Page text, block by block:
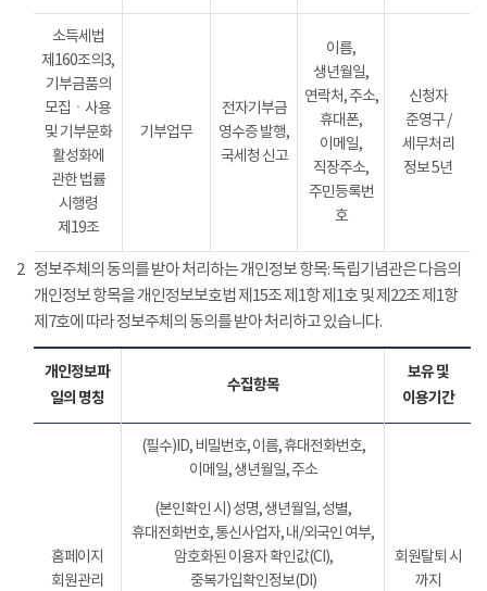
소득세법
제160조의3,
기부금품의
모집ㆍ사용
및 기부문화
활성화에
관한 법률
시행령
제19조
기부업무
전자기부금
영수증 발행,
국세청 신고
이름,
생년월일,
연락처, 주소,
휴대폰,
이메일,
직장주소,
주민등록번
호
신청자
준영구 /
세무처리
정보 5년
2 정보주체의 동의를 받아 처리하는 개인정보 항목: 독립기념관은 다음의
개인정보 항목을 개인정보보호법 제15조 제1항 제1호 및 제22조 제1항
제7호에 따라 정보주체의 동의를 받아 처리하고 있습니다.
개인정보파
일의 명칭
수집항목
보유 및
이용기간
홈페이지
회원관리
(필수)ID, 비밀번호, 이름, 휴대전화번호,
이메일, 생년월일, 주소
(본인확인 시) 성명, 생년월일, 성별,
휴대전화번호, 통신사업자, 내/외국인 여부,
암호화된 이용자 확인값(CI),
중복가입확인정보(DI)
회원탈퇴 시
까지